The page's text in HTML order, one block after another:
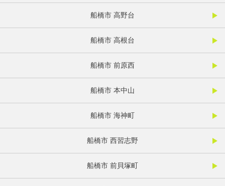
船橋市 高野台
船橋市 高根台
船橋市 前原西
船橋市 本中山
船橋市 海神町
船橋市 西習志野
船橋市 前貝塚町